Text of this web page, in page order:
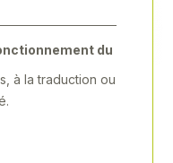
du
à la traduction ou